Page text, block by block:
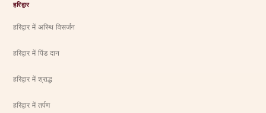
हरिद्वार
हरिद्वार में अस्थि विसर्जन
हरिद्वार में पिंड दान
हरिद्वार में श्राद्ध
हरिद्वार में तर्पण